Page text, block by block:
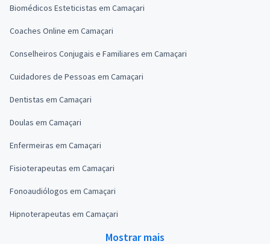
Biomédicos Esteticistas em Camaçari
Coaches Online em Camaçari
Conselheiros Conjugais e Familiares em Camaçari
Cuidadores de Pessoas em Camaçari
Dentistas em Camaçari
Doulas em Camaçari
Enfermeiras em Camaçari
Fisioterapeutas em Camaçari
Fonoaudiólogos em Camaçari
Hipnoterapeutas em Camaçari
Mostrar mais